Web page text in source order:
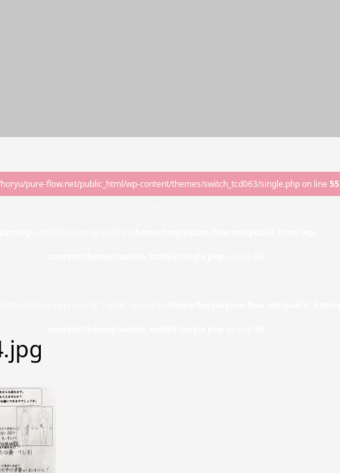
pure-flow.net/public_html/wp-content/themes/switch_tcd063/single.php on line55